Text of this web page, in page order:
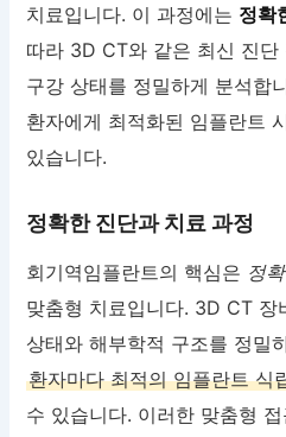
치료입니다. 이 과정에는 정확
따라 3D CT와 같은 최신 진단
구강 상태를 정밀하게 분석합
환자에게 최적화된 임플란트
있습니다.
정확한 진단과 치료 과정
회기역임플란트의 핵심은 정
맞춤형 치료입니다. 3D CT 장
상태와 해부학적 구조를 정밀
환자마다 최적의 임플란트 식
수 있습니다. 이러한 맞춤형